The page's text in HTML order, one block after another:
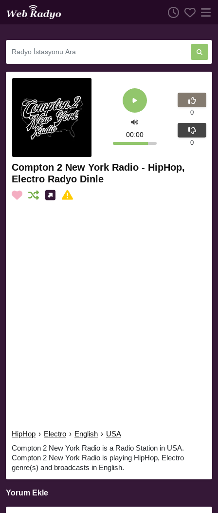
Compton 2 New York Radio - HipHop,
Electro Radyo Dinle
HipHop › Electro › English › USA
Compton 2 New York Radio is a Radio Station in USA.
Compton 2 New York Radio is playing HipHop, Electro
genre(s) and broadcasts in English.
00:00
0
0
Yorum Ekle